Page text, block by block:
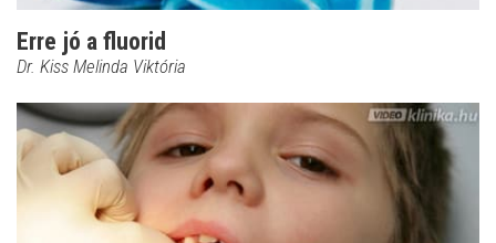
Erre jó a fluorid
Dr. Kiss Melinda Viktória